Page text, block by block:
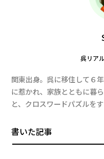
呉リア
関東出身。呉に移住して６
に惹かれ、家族とともに暮
と、クロスワードパズルをす
書いた記事